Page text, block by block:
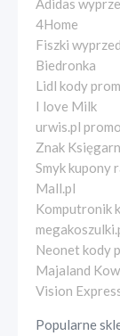
Adidas
4Home
Fiszki
Biedronka
Lidl kody
I love Milk
urwis.pl
Znak
Smyk kupony
Mall.pl
Komputronik
Neonet kody
Majaland
Vision
Popularne